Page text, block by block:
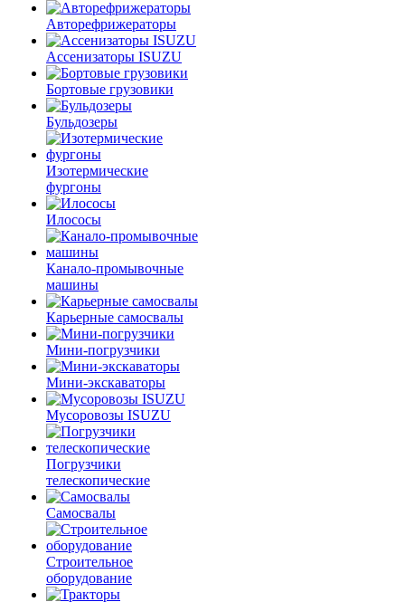
Авторефрижераторы
Ассенизаторы ISUZU
Бортовые грузовики
Бульдозеры
Изотермические
фургоны
Илососы
Канало-промывочные
машины
Карьерные самосвалы
Мини-погрузчики
Мини-экскаваторы
Мусоровозы ISUZU
Погрузчики
телескопические
Самосвалы
Строительное
оборудование